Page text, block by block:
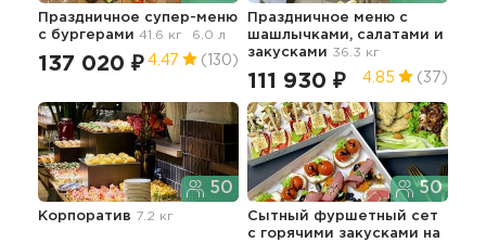
Праздничное супер-меню
с бургерами 41.6 кг 6.0 л
137 020 ₽ 4.47 (130)
Праздничное меню с
шашлычками, салатами и
закусками 36.3 кг
111 930 ₽ 4.85 (37)
50
Корпоратив 7.2 кг
50
Сытный фуршетный сет
с горячими закусками на